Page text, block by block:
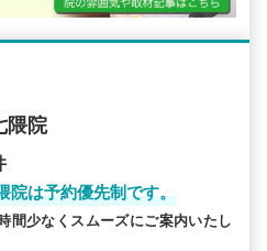
隈院
院は予約優先制です。
間少なくスムーズにご案内いたし